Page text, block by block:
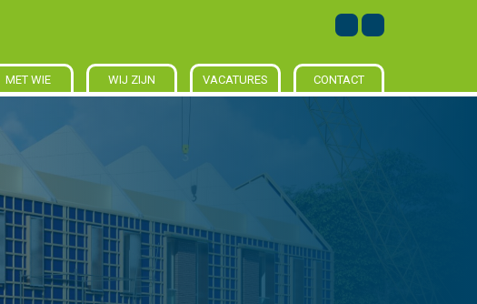
MET WIE WIJ ZIJN VACATURES CONTACT